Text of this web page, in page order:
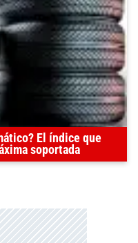
El índice que
soportada